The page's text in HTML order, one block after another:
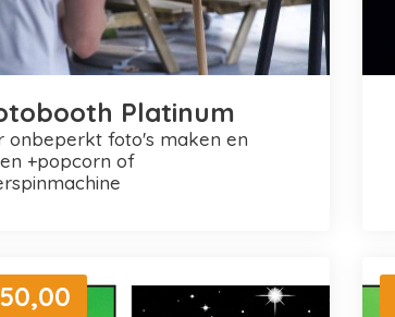
Platinum
+popcorn of